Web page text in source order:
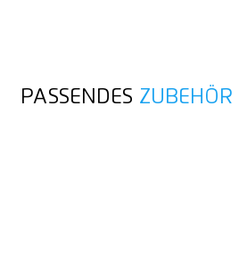
PASSENDES ZUBEHÖR